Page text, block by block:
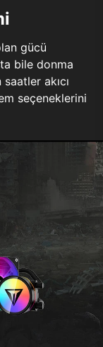
gücü
bile donma
akıcı
seçeneklerini